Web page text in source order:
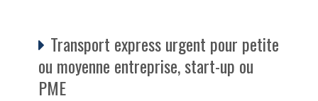
Transport express urgent pour petite
ou moyenne entreprise, start-up ou
PME